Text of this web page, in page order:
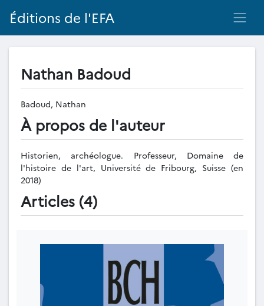
Éditions de l'EFA
Nathan Badoud
Badoud, Nathan
À propos de l'auteur
Historien, archéologue. Professeur, Domaine de
l'histoire de l'art, Université de Fribourg, Suisse (en
2018)
Articles (4)